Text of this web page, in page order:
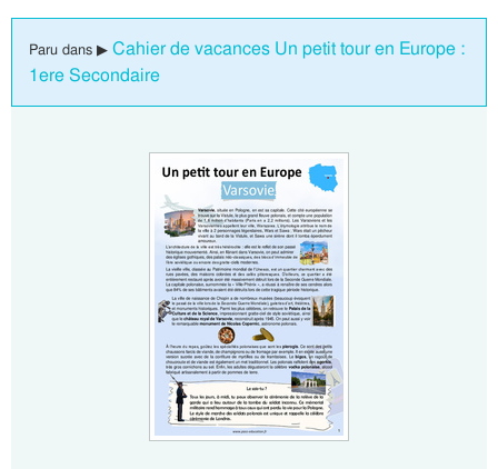
Paru dans ▶ Cahier de vacances Un petit tour en Europe :
1ere Secondaire